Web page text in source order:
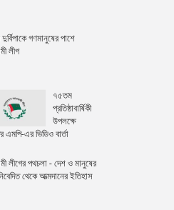
দুর্বিপাকে গণমানুষের পাশে
লীগ
৭৫তম
প্রতিষ্ঠাবার্ষিকী
উপলক্ষে
এর ভিডিও বার্তা
লীগের পথচলা - দেশ ও মানুষের
থেকে আত্মদানের ইতিহাস